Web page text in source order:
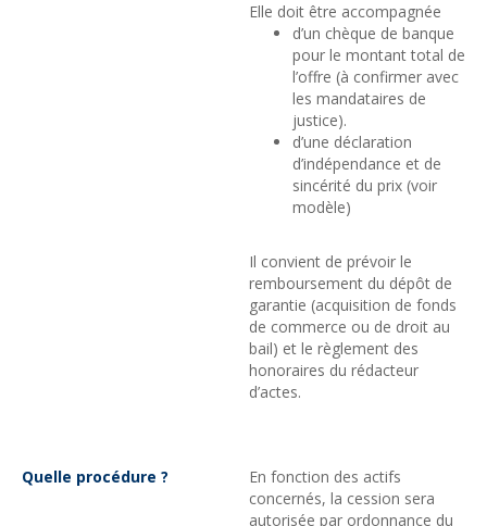
Elle doit être accompagnée
d’un chèque de banque
pour le montant total de
l’offre (à confirmer avec
les mandataires de
justice).
d’une déclaration
d’indépendance et de
sincérité du prix (voir
modèle)
Il convient de prévoir le
remboursement du dépôt de
garantie (acquisition de fonds
de commerce ou de droit au
bail) et le règlement des
honoraires du rédacteur
d’actes.
Quelle procédure ?
En fonction des actifs
concernés, la cession sera
autorisée par ordonnance du